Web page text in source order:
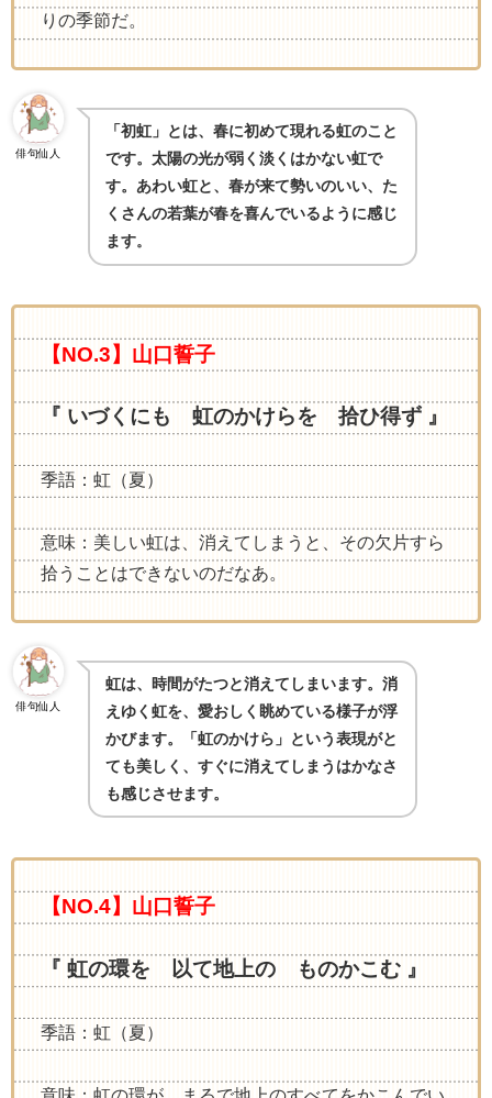
りの季節だ。
俳句仙人
「初虹」とは、春に初めて現れる虹のこと
です。太陽の光が弱く淡くはかない虹で
す。あわい虹と、春が来て勢いのいい、た
くさんの若葉が春を喜んでいるように感じ
ます。
【NO.3】山口誓子
『 いづくにも 虹のかけらを 拾ひ得ず 』
季語：虹（夏）
意味：美しい虹は、消えてしまうと、その欠片すら
拾うことはできないのだなあ。
俳句仙人
虹は、時間がたつと消えてしまいます。消
えゆく虹を、愛おしく眺めている様子が浮
かびます。「虹のかけら」という表現がと
ても美しく、すぐに消えてしまうはかなさ
も感じさせます。
【NO.4】山口誓子
『 虹の環を 以て地上の ものかこむ 』
季語：虹（夏）
意味：虹の環が、まるで地上のすべてをかこんでい